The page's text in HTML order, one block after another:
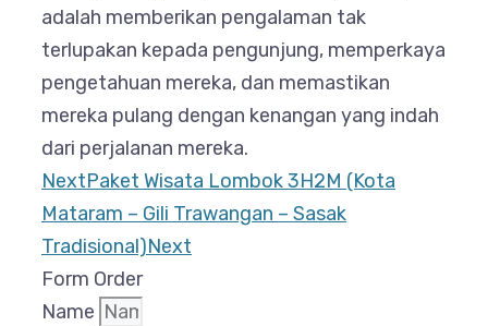
adalah memberikan pengalaman tak
terlupakan kepada pengunjung, memperkaya
pengetahuan mereka, dan memastikan
mereka pulang dengan kenangan yang indah
dari perjalanan mereka.
NextPaket Wisata Lombok 3H2M (Kota
Mataram – Gili Trawangan – Sasak
Tradisional)Next
Form Order
Name